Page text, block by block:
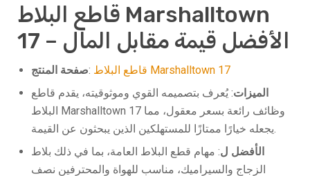
قاطع البلاط Marshalltown
17 – الأفضل قيمة مقابل المال
صفحة المنتج:
قاطع البلاط Marshalltown 17
الميزات: يُعرف بتصميمه القوي وموثوقيته، يقدم قاطع
البلاط Marshalltown 17 وظائف رائعة بسعر معقول، مما
الأفضل ل: مهام قطع البلاط العامة، بما في ذلك بلاط
الزجاج والسيراميك، مناسب للهواة والمحترفين نصف